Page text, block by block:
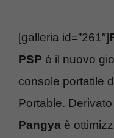
[galleria id=”261″]
PSP è il nuovo
console portatile
Portable.
Pangya è